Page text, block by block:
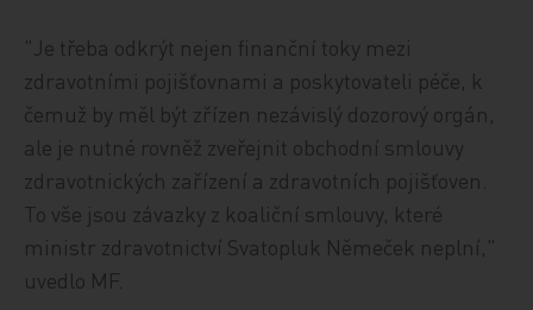
"Je třeba odkrýt nejen finanční toky mezi
zdravotními pojišťovnami a poskytovateli péče, k
čemuž by měl být zřízen nezávislý dozorový orgán,
ale je nutné rovněž zveřejnit obchodní smlouvy
zdravotnických zařízení a zdravotních pojišťoven.
To vše jsou závazky z koaliční smlouvy, které
ministr zdravotnictví Svatopluk Němeček neplní,"
uvedlo MF.